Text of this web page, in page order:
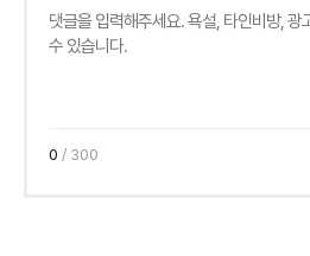
0 / 300